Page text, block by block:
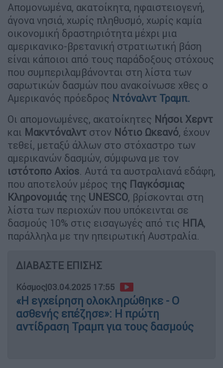
Απομονωμένα, ακατοίκητα, ηφαιστειογενή,
άγονα νησιά, χωρίς πληθυσμό, χωρίς καμία
οικονομική δραστηριότητα μέχρι μια
αμερικανικο-βρετανική στρατιωτική βάση
είναι κάποιοι από τους παράδοξους στόχους
που συμπεριλαμβάνονται στη λίστα των
σαρωτικών δασμών που ανακοίνωσε χθες ο
Αμερικανός πρόεδρος Ντόναλντ Τραμπ.
Οι απομονωμένες, ακατοίκητες Νήσοι Χερντ
και Μακντόναλντ στον Νότιο Ωκεανό, έχουν
τεθεί, μεταξύ άλλων στο στόχαστρο των
αμερικανών δασμών, σύμφωνα με τον
ιστότοπο Axios. Αυτά τα αυστραλιανά εδάφη,
που αποτελούν μέρος της Παγκόσμιας
Κληρονομιάς της UNESCO, βρίσκονται στη
λίστα των περιοχών που υπόκεινται σε
δασμούς 10% στις εισαγωγές από τις ΗΠΑ,
παράλληλα με την ηπειρωτική Αυστραλία.
ΔΙΑΒΑΣΤΕ ΕΠΙΣΗΣ
Κόσμος|03.04.2025 17:55
«Η εγχείρηση ολοκληρώθηκε - Ο
ασθενής επέζησε»: Η πρώτη
αντίδραση Τραμπ για τους δασμούς